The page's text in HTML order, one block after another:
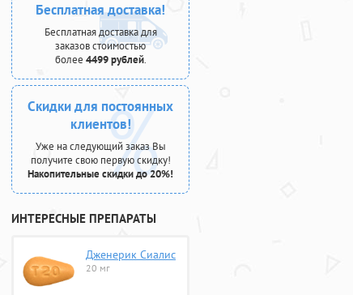
Бесплатная доставка!
Бесплатная доставка для
заказов стоимостью
более 4499 рублей.
Скидки для постоянных
клиентов!
Уже на следующий заказ Вы
получите свою первую скидку!
Накопительные скидки до 20%!
ИНТЕРЕСНЫЕ ПРЕПАРАТЫ
Дженерик Сиалис
20 мг